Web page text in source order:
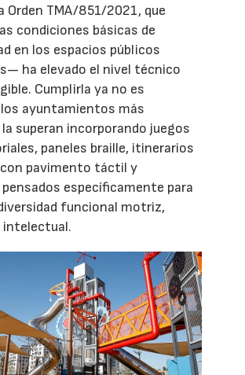
Orden TMA/851/2021, que
condiciones básicas de
en los espacios públicos
ha elevado el nivel técnico
Cumplirla ya no es
ayuntamientos más
superan incorporando juegos
paneles braille, itinerarios
pavimento táctil y
específicamente para
funcional motriz,
intelectual.